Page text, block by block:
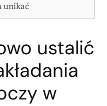
unikać
ustalić
w